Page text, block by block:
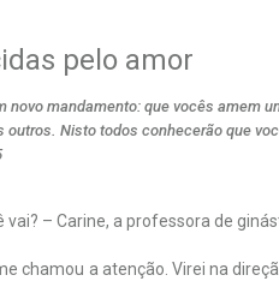
pelo amor
novo mandamento: que vocês amem
outros. Nisto todos conhecerão que
vai? – Carine, a professora de
chamou a atenção. Virei na